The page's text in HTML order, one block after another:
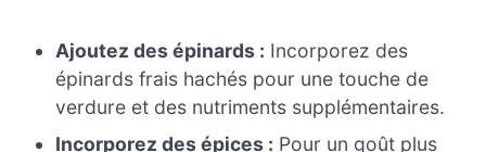
Ajoutez des épinards : Incorporez des
épinards frais hachés pour une touche de
verdure et des nutriments supplémentaires.
Incorporez des épices : Pour un goût plus